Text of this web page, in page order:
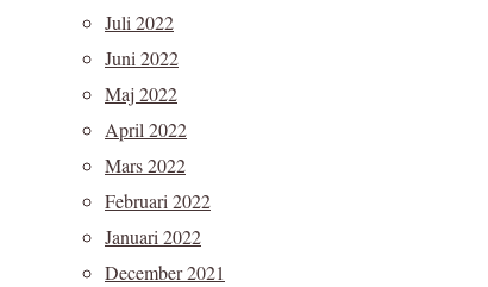
Juli 2022
Juni 2022
Maj 2022
April 2022
Mars 2022
Februari 2022
Januari 2022
December 2021